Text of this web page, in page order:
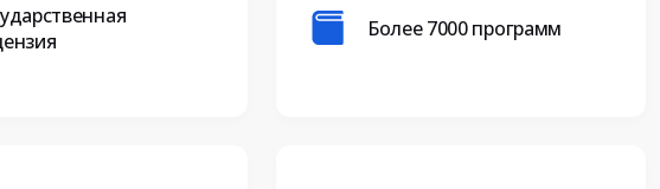
Более 7000 программ